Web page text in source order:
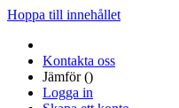
Hoppa till innehållet
Kontakta oss
Jämför ()
Logga in